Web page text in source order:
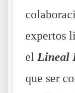
expertos
el Lineal
que ser